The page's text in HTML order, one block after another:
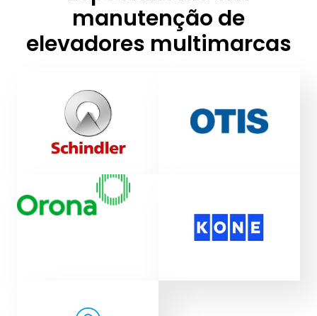
manutenção de
elevadores multimarcas